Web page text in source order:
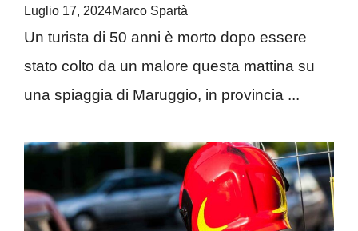
Luglio 17, 2024Marco Spartà
Un turista di 50 anni è morto dopo essere
stato colto da un malore questa mattina su
una spiaggia di Maruggio, in provincia ...